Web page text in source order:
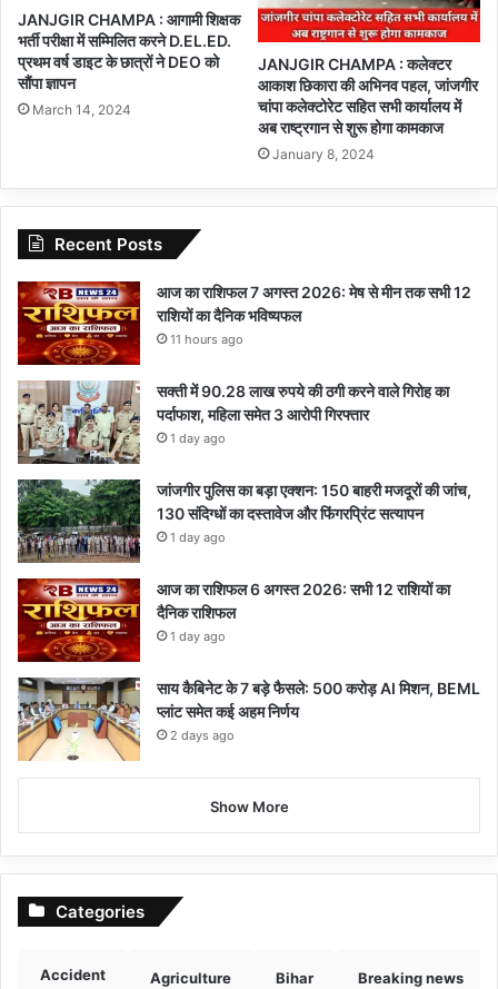
JANJGIR CHAMPA : आगामी शिक्षक
भर्ती परीक्षा में सम्मिलित करने D.EL.ED.
प्रथम वर्ष डाइट के छात्रों ने DEO को
सौंपा ज्ञापन
March 14, 2024
JANJGIR CHAMPA : कलेक्टर
आकाश छिकारा की अभिनव पहल, जांजगीर
चांपा कलेक्टोरेट सहित सभी कार्यालय में
अब राष्ट्रगान से शुरू होगा कामकाज
January 8, 2024
Recent Posts
आज का राशिफल 7 अगस्त 2026: मेष से मीन तक सभी 12
राशियों का दैनिक भविष्यफल
11 hours ago
सक्ती में 90.28 लाख रुपये की ठगी करने वाले गिरोह का
पर्दाफाश, महिला समेत 3 आरोपी गिरफ्तार
1 day ago
जांजगीर पुलिस का बड़ा एक्शन: 150 बाहरी मजदूरों की जांच,
130 संदिग्धों का दस्तावेज और फिंगरप्रिंट सत्यापन
1 day ago
आज का राशिफल 6 अगस्त 2026: सभी 12 राशियों का
दैनिक राशिफल
1 day ago
साय कैबिनेट के 7 बड़े फैसले: 500 करोड़ AI मिशन, BEML
प्लांट समेत कई अहम निर्णय
2 days ago
Show More
Categories
Accident Agriculture Bihar Breaking news